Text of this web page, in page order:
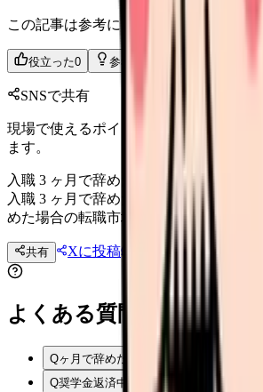
この記事は参考になりましたか？
役立った0 参考になった
SNSで共有
現場で使えるポイントを、同僚やあと
ます。
入職 3 ヶ月で辞めたい看護師へ｜続け
入職 3 ヶ月で辞めたい新人看護師向け.
めた場合の転職市場評価・判断軸を具
共有 Xに投稿 LINE 投稿文コピー
よくある質問
Qヶ月で辞めたら職歴に書く？
Q奨学金返済中でも辞められる？